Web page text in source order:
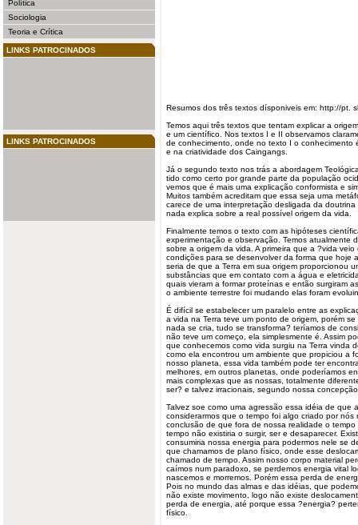
Política
Sociologia
Teoria e Crítica
LINKS PATROCINADOS
LINKS PATROCINADOS
Resumos dos três textos dísponiveis em: http://pt.
Temos aqui três textos que tentam explicar a origem
e um científico. Nos textos I e II observamos
de conhecimento, onde no texto I o conhecimento
e na criatividade dos Caingangs.
Já o segundo texto nos trás a abordagem
tido como certo por grande parte da população
vemos que é mais uma explicação conformista e
Muitos também acreditam que essa seja uma
carece de uma interpretação desligada da
nada explica sobre a real possível origem da vida.
Finalmente temos o texto com as hipóteses
experimentação e observação. Temos atualmente
sobre a origem da vida. A primeira que a ?vida
condições para se desenvolver da forma que hoje
seria de que a Terra em sua origem proporcionou
substâncias que em contato com a água e
quais vieram a formar proteínas e então surgiram
o ambiente terrestre foi mudando elas foram
É difícil se estabelecer um paralelo entre as
a vida na Terra teve um ponto de origem, porém
nada se cria, tudo se transforma? teríamos de
não teve um começo, ela simplesmente é. Assim
que conhecemos como vida surgiu na Terra vinda
como ela encontrou um ambiente que propiciou a
nosso planeta, essa vida também pode ter
melhores, em outros planetas, onde poderíamos
mais complexas que as nossas, totalmente
ser? e talvez irracionais, segundo nossa
Talvez soe como uma agressão essa idéia de que
considerarmos que o tempo foi algo criado por nós
conclusão de que fora de nossa realidade o
tempo não existiria o surgir, ser e desaparecer.
consumiria nossa energia para podermos nele se
que chamamos de plano físico, onde esse
chamado de tempo. Assim nosso corpo material
caímos num paradoxo, se perdemos energia vital
nascemos e morremos. Porém essa perda de
Pois no mundo das almas e das idéias, que
não existe movimento, logo não existe
perda de energia, até porque essa ?energia?
físico.